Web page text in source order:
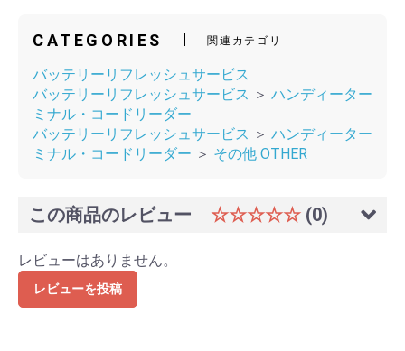
CATEGORIES 関連カテゴリ
バッテリーリフレッシュサービス
バッテリーリフレッシュサービス ＞ ハンディーター
ミナル・コードリーダー
バッテリーリフレッシュサービス ＞ ハンディーター
ミナル・コードリーダー ＞ その他 OTHER
この商品のレビュー ☆☆☆☆☆ (0)
レビューはありません。
レビューを投稿